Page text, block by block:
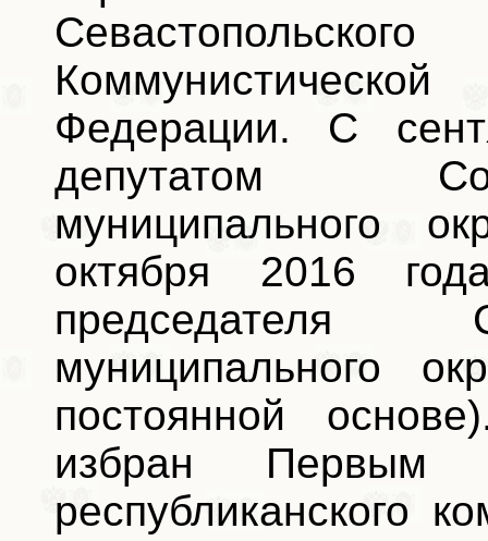
Федерации. С
депутатом
муниципального
октября 2016
председателя
муниципального
постоянной
избран Первым
республиканского